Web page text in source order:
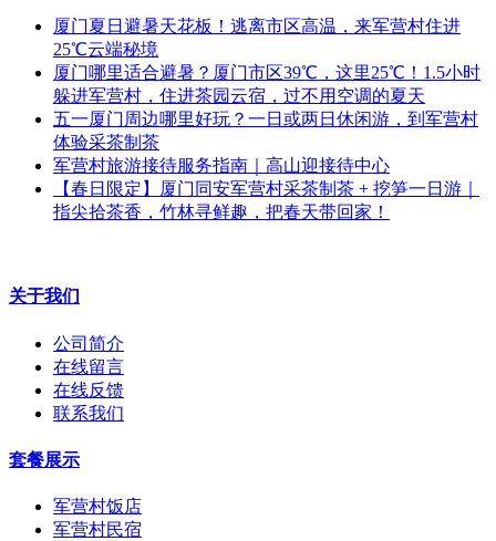
厦门夏日避暑天花板！逃离市区高温，来军营村住进
25℃云端秘境
厦门哪里适合避暑？厦门市区39℃，这里25℃！1.5小时
躲进军营村，住进茶园云宿，过不用空调的夏天
五一厦门周边哪里好玩？一日或两日休闲游，到军营村
体验采茶制茶
军营村旅游接待服务指南｜高山迎接待中心
【春日限定】厦门同安军营村采茶制茶 + 挖笋一日游｜
指尖拾茶香，竹林寻鲜趣，把春天带回家！
关于我们
公司简介
在线留言
在线反馈
联系我们
套餐展示
军营村饭店
军营村民宿